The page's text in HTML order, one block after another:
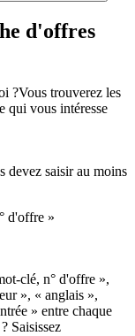
d'offres
?Vous trouverez les
qui vous intéresse
devez saisir au moins
d'offre »
clé, n° d'offre »,
», « anglais »,
» entre chaque
Saisissez